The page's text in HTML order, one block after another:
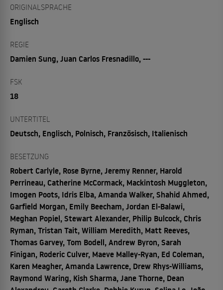
ORIGINALSPRACHE
Englisch
REGIE
Damien Sung, Juan Carlos Fresnadillo, ---
FSK
18
UNTERTITEL
Deutsch, Englisch, Polnisch, Französisch, Italienisch
BESETZUNG
Robert Carlyle, Rose Byrne, Jeremy Renner, Harold
Perrineau, Catherine McCormack, Mackintosh Muggleton,
Imogen Poots, Idris Elba, Amanda Walker, Shahid Ahmed,
Garfield Morgan, Emily Beecham, Jordan El-Balawi,
Meghan Popiel, Stewart Alexander, Philip Bulcock, Chris
Ryman, Tristan Tait, William Meredith, Matt Reeves,
Thomas Garvey, Tom Bodell, Andrew Byron, Sarah
Finigan, Roderic Culver, Maeve Malley-Ryan, Ed Coleman,
Karen Meagher, Amanda Lawrence, Drew Rhys-Williams,
Raymond Waring, Kish Sharma, Jane Thorne, Dean